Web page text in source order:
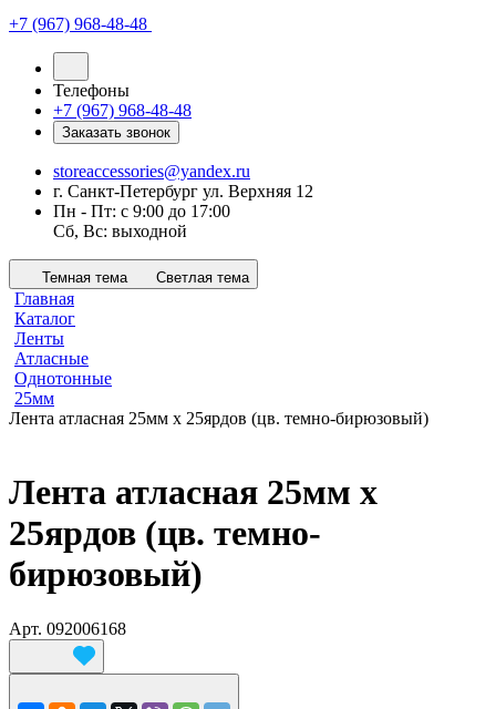
+7 (967) 968-48-48
Телефоны
+7 (967) 968-48-48
Заказать звонок
storeaccessories@yandex.ru
г. Санкт-Петербург ул. Верхняя 12
Пн - Пт: с 9:00 до 17:00
Сб, Вс: выходной
Темная тема Светлая тема
Главная
Каталог
Ленты
Атласные
Однотонные
25мм
Лента атласная 25мм х 25ярдов (цв. темно-бирюзовый)
Лента атласная 25мм х
25ярдов (цв. темно-
бирюзовый)
Арт. 092006168